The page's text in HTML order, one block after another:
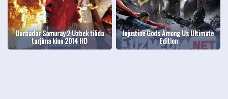
Darbadar Samuray 2 Uzbek tilida
tarjima kino 2014 HD
Injustice Gods Among Us Ultimate
Edition